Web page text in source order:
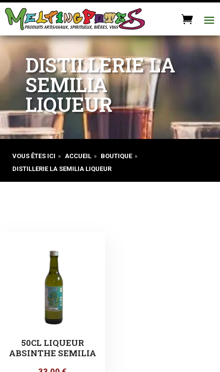
DISTILLERIE LA
SEMILIA
LIQUEUR
VOUS ÊTES ICI » ACCUEIL » BOUTIQUE »
DISTILLERIE LA SEMILIA LIQUEUR
50CL LIQUEUR
ABSINTHE SEMILIA